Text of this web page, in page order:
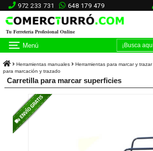
972 233 731 648 179 479
Tu Ferretería Profesional Online
Menú
Herramientas manuales Herramientas para marcar y trazar
para marcación y trazado
Carretilla para marcar superficies